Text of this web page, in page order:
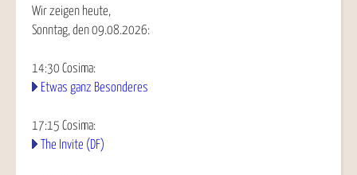
Wir zeigen heute,
Sonntag, den 09.08.2026:
14:30 Cosima:
Etwas ganz Besonderes
17:15 Cosima:
The Invite (DF)